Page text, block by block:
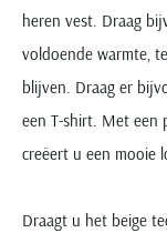
heren vest. Draag
voldoende warmte,
blijven. Draag er
een T-shirt. Met een
creëert u een mooie
Draagt u het beige